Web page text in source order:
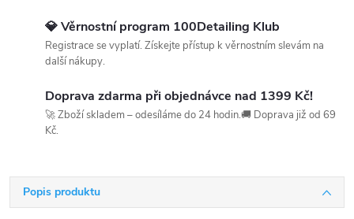
💎 Věrnostní program 100Detailing Klub
Registrace se vyplatí. Získejte přístup k věrnostním slevám na
další nákupy.
Doprava zdarma při objednávce nad 1399 Kč!
🚀 Zboží skladem – odesíláme do 24 hodin.🚚 Doprava již od 69
Kč.
Popis produktu